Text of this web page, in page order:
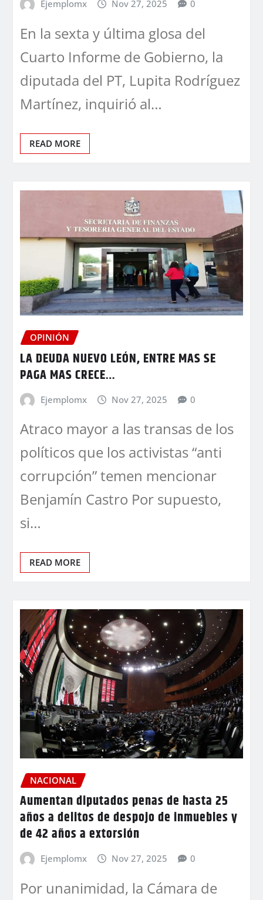
Ejemplomx Nov 27, 2025 0
En la sexta y última glosa del
Cuarto Informe de Gobierno, la
diputada del PT, Lupita Rodríguez
Martínez, inquirió al…
READ MORE
OPINIÓN
LA DEUDA NUEVO LEÓN, ENTRE MAS SE
PAGA MAS CRECE…
Ejemplomx Nov 27, 2025 0
Atraco mayor a las transas de los
políticos que los activistas “anti
corrupción” temen mencionar
Benjamín Castro Por supuesto,
si…
READ MORE
NACIONAL
Aumentan diputados penas de hasta 25
años a delitos de despojo de inmuebles y
de 42 años a extorsión
Ejemplomx Nov 27, 2025 0
Por unanimidad, la Cámara de